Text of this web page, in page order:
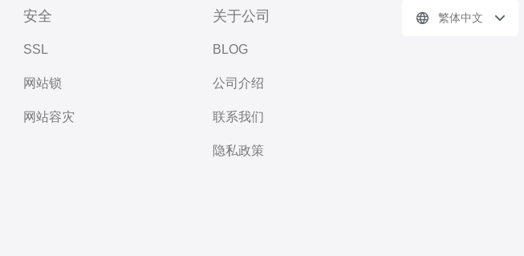
安全
SSL
网站锁
网站容灾
关于公司
BLOG
公司介绍
联系我们
隐私政策
繁体中文